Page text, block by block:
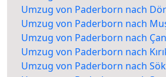
Umzug von Paderborn nach
Umzug von Paderborn nach
Umzug von Paderborn nach
Umzug von Paderborn nach
Umzug von Paderborn nach